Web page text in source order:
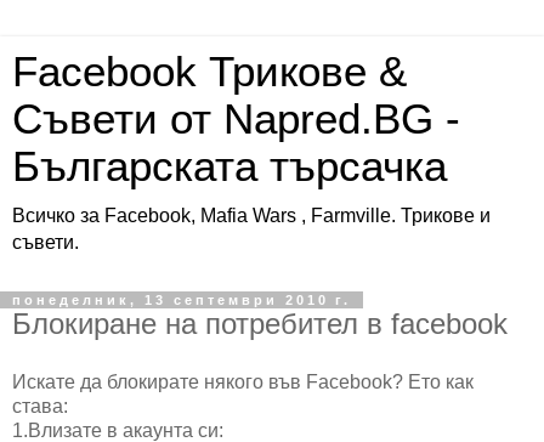
Facebook Трикове &
Съвети от Napred.BG -
Българската търсачка
Всичко за Facebook, Mafia Wars , Farmville. Трикове и
съвети.
понеделник, 13 септември 2010 г.
Блокиране на потребител в facebook
Искате да блокирате някого във Facebook? Ето как
става:
1.Влизате в акаунта си: